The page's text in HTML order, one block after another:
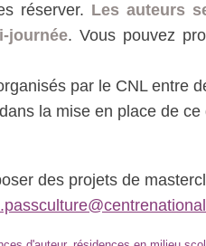
réserver. Les auteurs
journée. Vous pouvez
par le CNL entre
la mise en place de ce
des projets de